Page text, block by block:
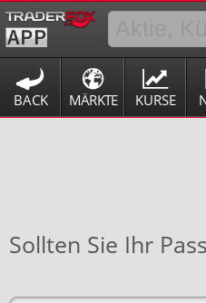
BACK MÄRKTE KURSE
Sollten Sie Ihr